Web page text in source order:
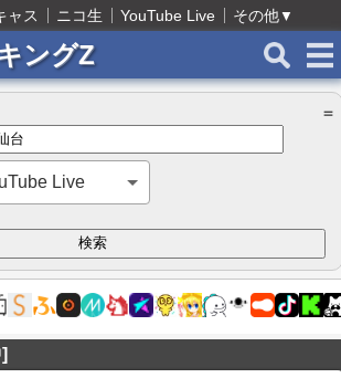
ャス ニコ生 YouTube Live その他▼
ングZ
＝
Live